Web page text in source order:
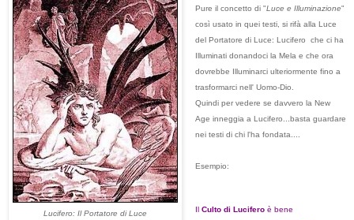
Lucifero: Il Portatore di Luce
Pure il concetto di "Luce e Illuminazione"
così usato in quei testi, si rifà alla Luce
del Portatore di Luce: Lucifero che ci ha
Illuminati donandoci la Mela e che ora
dovrebbe Illuminarci ulteriormente fino a
trasformarci nell' Uomo-Dio.
Quindi per vedere se davvero la New
Age inneggia a Lucifero...basta guardare
nei testi di chi l'ha fondata....
Esempio:
Culto di Luciferoè bene